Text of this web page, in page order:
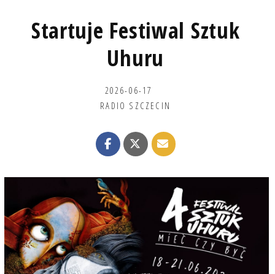
Startuje Festiwal Sztuk
Uhuru
2026-06-17
RADIO SZCZECIN